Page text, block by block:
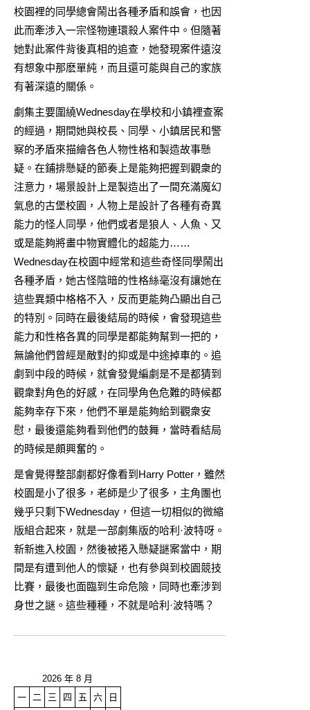
校園裡的同學總會鬧出各種矛盾和誤會，也因
此而牽涉入一宗怪物連環殺人案件中。但隨著
她對此案件背後真相的追查，她發現案件遠沒
有想象中那麽單純，而且還可能與自己的家族
有著深遠的關係。
劇集主要圍繞Wednesday在學校和小鎮裡查案
的經過，期間她與校長、同學、小鎮居民和警
察的矛盾來描繪各色人物性格和製造故事懸
疑。在鋪排懸疑的節奏上是能夠把握到觀衆的
注意力，場景設計上是製造出了一間充滿魔幻
氣息的古堡校園，人物上是設計了各種有奇異
能力的怪人同學，他們或者是狼人、人魚、又
或是能夠將畫中物實體化的超能力……
Wednesday在校園中經常和這些奇怪同學鬧出
各種矛盾，她古怪陰暗的性格絲毫沒有讓她在
這些異類中格格不入，反而更能夠凸顯出自己
的特別。同時在最後結局的時候，會發現這些
能力和性格各異的同學是都能夠幫到一把的，
無論他們曾經是敵對的抑或是中途掉車的。追
劇到中段的時候，就會發覺編劇是不是都猜到
觀衆對角色的好感，在同學角色危難的時候都
能夠幸存下來，他們不單是能夠給到觀衆安
慰，最後還能夠看到他們的鼓舞，當時看結局
的時候是頗興奮的。
是會覺得整部劇都好像看到Harry Potter，雖然
校園是小了很多，老師是少了很多，主角團也
幾乎只剩下Wednesday，但這一切相似的微縮
版組合起來，就是一部劇集版的哈利·波特呀。
新新進入校園，然後被捲入懸疑謎案當中，期
間是有遭到他人的懷疑，也有參與到校園競技
比賽，最後也面臨到生命危險，同時也牽涉到
身世之謎。這些種種，不就是哈利·波特嗎？
2026 年 8 月
一 二 三 四 五 六
日